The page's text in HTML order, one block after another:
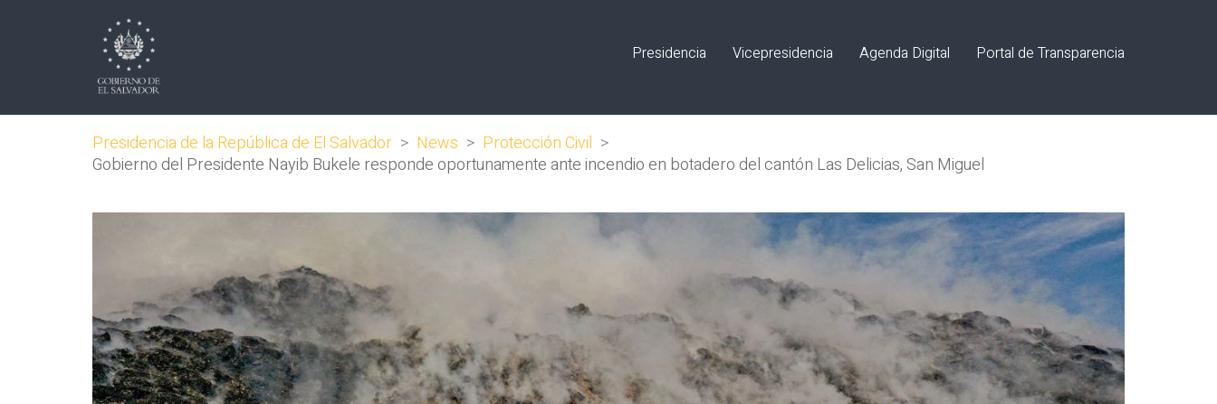
Presidencia Vicepresidencia Agenda Digital Portal de Transparencia
Presidencia de la República de El Salvador > News > Protección Civil >
Gobierno del Presidente Nayib Bukele responde oportunamente ante incendio en botadero del cantón Las Delicias, San Miguel